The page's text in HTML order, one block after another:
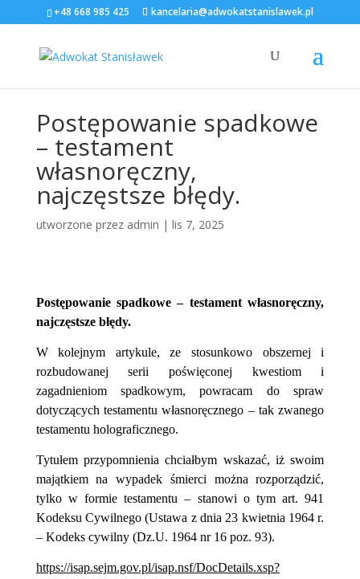
+48 668 985 425 kancelaria@adwokatstanislawek.pl
Postępowanie spadkowe
– testament
własnoręczny,
najczęstsze błędy.
utworzone przez admin | lis 7, 2025
Postępowanie spadkowe – testament własnoręczny,
najczęstsze błędy.
W kolejnym artykule, ze stosunkowo obszernej i
rozbudowanej serii poświęconej kwestiom i
zagadnieniom spadkowym, powracam do spraw
dotyczących testamentu własnoręcznego – tak zwanego
testamentu holograficznego.
Tytułem przypomnienia chciałbym wskazać, iż swoim
majątkiem na wypadek śmierci można rozporządzić,
tylko w formie testamentu – stanowi o tym art. 941
Kodeksu Cywilnego (Ustawa z dnia 23 kwietnia 1964 r.
– Kodeks cywilny (Dz.U. 1964 nr 16 poz. 93).
https://isap.sejm.gov.pl/isap.nsf/DocDetails.xsp?